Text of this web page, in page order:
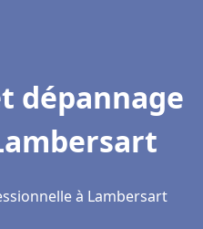
dépannage
à Lambersart